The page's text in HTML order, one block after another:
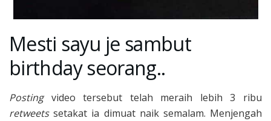
Mesti sayu je sambut
birthday seorang..
Postingvideo tersebut telah meraih lebih 3 ribu
retweetssetakat ia dimuat naik semalam. Menjengah